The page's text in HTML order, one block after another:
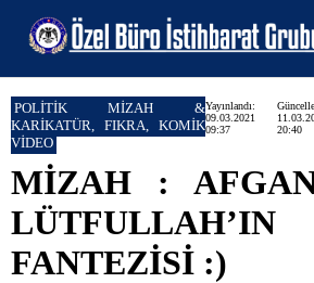
POLİTİK MİZAH &
KARİKATÜR, FIKRA, KOMİK
VİDEO
Yayınlandı:
09.03.2021
09:37
20:40
MİZAH :
LÜTFULLAH’IN
FANTEZİSİ :)